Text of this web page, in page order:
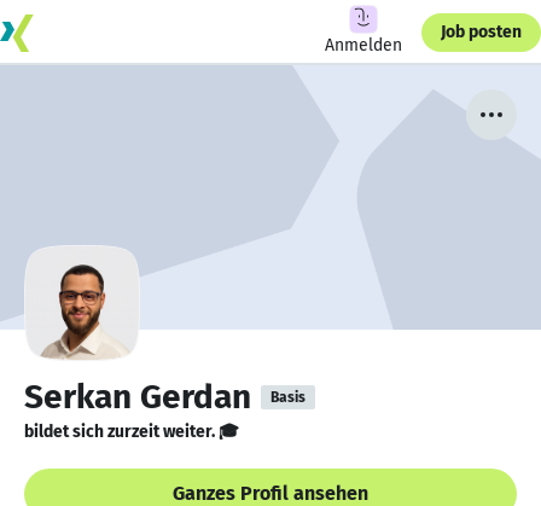
Anmelden
Job posten
Serkan Gerdan Basis
bildet sich zurzeit weiter. 🎓
Ganzes Profil ansehen